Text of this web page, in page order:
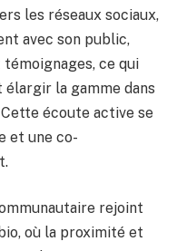
les réseaux sociaux,
avec son public,
ce qui
la gamme dans
écoute active se
et une co-
rejoint
où la proximité et